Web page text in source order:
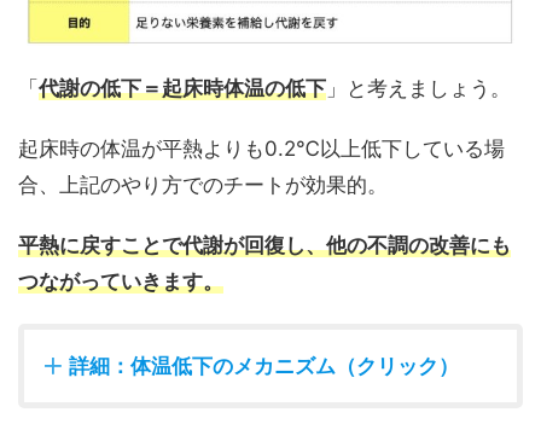
「代謝の低下＝起床時体温の低下 」と考えましょう。
起床時の体温が平熱よりも0.2℃以上低下している場
合、上記のやり方でのチートが効果的。
平熱に戻すことで代謝が回復し、他の不調の改善にも
つながっていきます。
詳細：体温低下のメカニズム（クリック）